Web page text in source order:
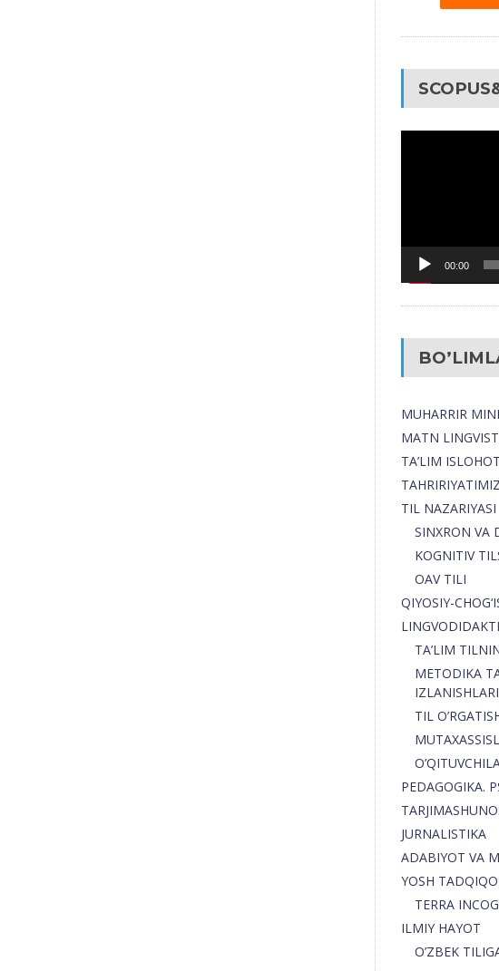
00:00
MUHARRIR
MATN
TA’LIM
TIL NAZARIYASI
SINXRON VA
KOGNITIV
OAV TILI
QIYOSIY-
TA’LIM
METODIKA
TIL
PEDAGOGIKA.
JURNALISTIKA
ADABIYOT VA
YOSH
TERRA
ILMIY HAYOT
O’ZBEK